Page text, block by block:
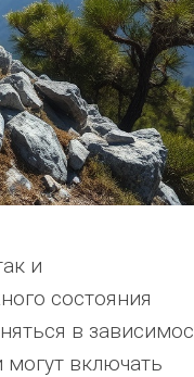
и
состояния
в
включать